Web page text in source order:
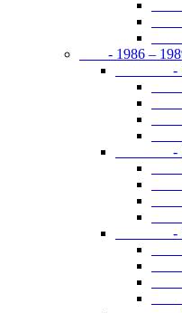
-
-
-
- 1986 –
-
-
-
-
-
-
-
-
-
-
-
-
-
-
-